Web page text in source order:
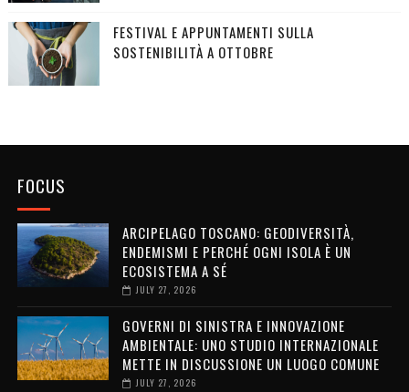
FESTIVAL E APPUNTAMENTI SULLA
SOSTENIBILITÀ A OTTOBRE
FOCUS
ARCIPELAGO TOSCANO: GEODIVERSITÀ,
ENDEMISMI E PERCHÉ OGNI ISOLA È UN
ECOSISTEMA A SÉ
JULY 27, 2026
GOVERNI DI SINISTRA E INNOVAZIONE
AMBIENTALE: UNO STUDIO INTERNAZIONALE
METTE IN DISCUSSIONE UN LUOGO COMUNE
JULY 27, 2026